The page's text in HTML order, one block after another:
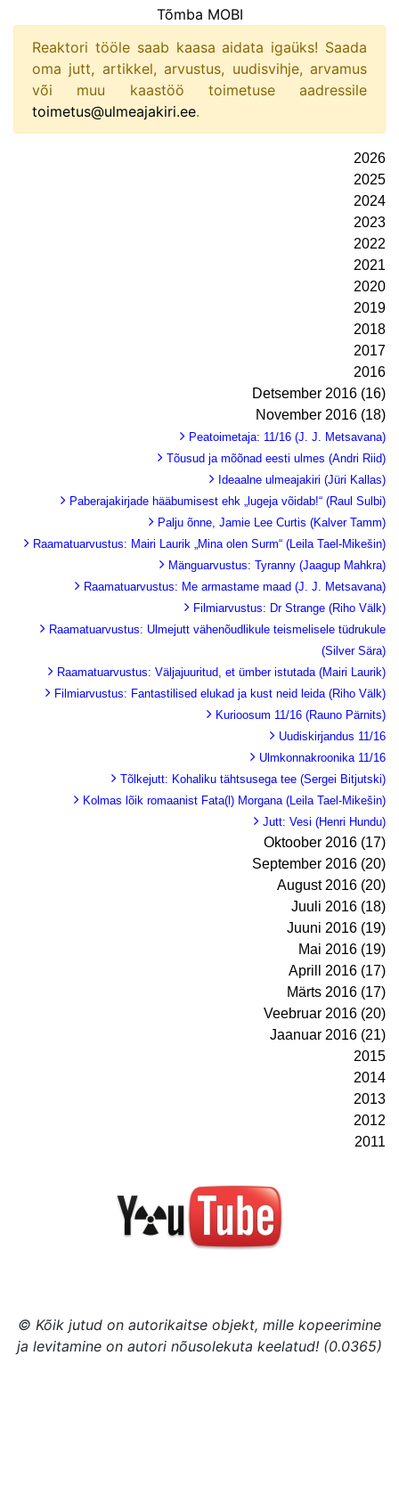
Tõmba MOBI
Reaktori tööle saab kaasa aidata igaüks! Saada
oma jutt, artikkel, arvustus, uudisvihje, arvamus
või muu kaastöö toimetuse aadressile
toimetus@ulmeajakiri.ee.
2026
2025
2024
2023
2022
2021
2020
2019
2018
2017
2016
Detsember 2016 (16)
November 2016 (18)
Peatoimetaja: 11/16 (J. J. Metsavana)
Tõusud ja mõõnad eesti ulmes (Andri Riid)
Ideaalne ulmeajakiri (Jüri Kallas)
Paberajakirjade hääbumisest ehk „lugeja võidab!“ (Raul Sulbi)
Palju õnne, Jamie Lee Curtis (Kalver Tamm)
Raamatuarvustus: Mairi Laurik „Mina olen Surm“ (Leila Tael-Mikešin)
Mänguarvustus: Tyranny (Jaagup Mahkra)
Raamatuarvustus: Me armastame maad (J. J. Metsavana)
Filmiarvustus: Dr Strange (Riho Välk)
Raamatuarvustus: Ulmejutt vähenõudlikule teismelisele tüdrukule
(Silver Sära)
Raamatuarvustus: Väljajuuritud, et ümber istutada (Mairi Laurik)
Filmiarvustus: Fantastilised elukad ja kust neid leida (Riho Välk)
Kurioosum 11/16 (Rauno Pärnits)
Uudiskirjandus 11/16
Ulmkonnakroonika 11/16
Tõlkejutt: Kohaliku tähtsusega tee (Sergei Bitjutski)
Kolmas lõik romaanist Fata(l) Morgana (Leila Tael-Mikešin)
Jutt: Vesi (Henri Hundu)
Oktoober 2016 (17)
September 2016 (20)
August 2016 (20)
Juuli 2016 (18)
Juuni 2016 (19)
Mai 2016 (19)
Aprill 2016 (17)
Märts 2016 (17)
Veebruar 2016 (20)
Jaanuar 2016 (21)
2015
2014
2013
2012
2011
© Kõik jutud on autorikaitse objekt, mille kopeerimine
ja levitamine on autori nõusolekuta keelatud! (0.0365)